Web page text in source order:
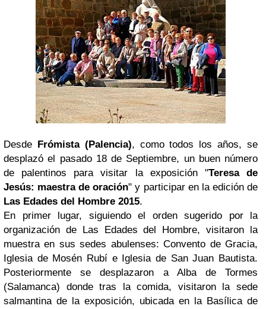
Desde Frómista (Palencia), como todos los años, se
desplazó el pasado 18 de Septiembre, un buen número
de palentinos para visitar la exposición "Teresa de
Jesús: maestra de oración" y participar en la edición de
Las Edades del Hombre 2015.
En primer lugar, siguiendo el orden sugerido por la
organización de Las Edades del Hombre, visitaron la
muestra en sus sedes abulenses: Convento de Gracia,
Iglesia de Mosén Rubí e Iglesia de San Juan Bautista.
Posteriormente se desplazaron a Alba de Tormes
(Salamanca) donde tras la comida, visitaron la sede
salmantina de la exposición, ubicada en la Basílica de